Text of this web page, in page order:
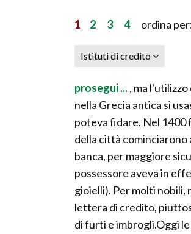
1 2 3 4ordina
Istituti di credito
prosegui ..., ma
nella Grecia antica si
poteva fidare. Nel 1400
della città
banca, per maggiore
possessore aveva in
gioielli). Per molti nobili,
lettera di credito,
di furti e imbrogli.Oggi